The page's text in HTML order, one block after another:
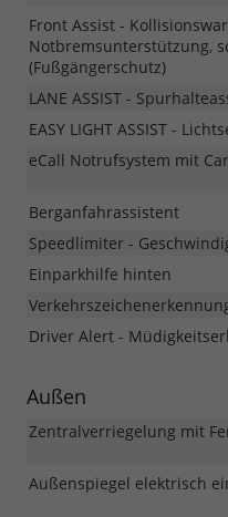
Front Assist -
Notbremsunterstützung,
(Fußgängerschutz)
LANE ASSIST -
EASY LIGHT ASSIST -
eCall Notrufsystem mit
Berganfahrassistent
Speedlimiter -
Einparkhilfe hinten
Driver Alert -
Außen
Zentralverriegelung mit
Außenspiegel elektrisch